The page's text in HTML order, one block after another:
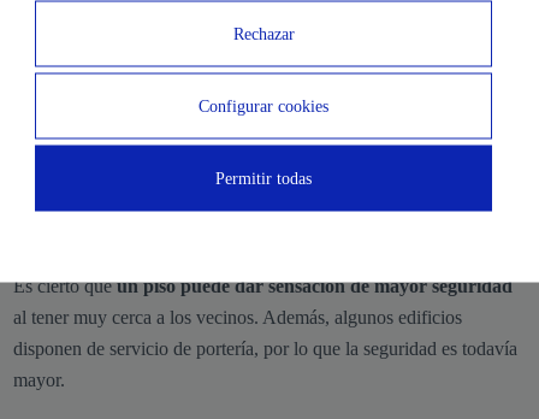
Si te gusta vivir en barrios con mucha actividad social y comercial,
un piso suele ser la mejor opción.
Es cierto queun piso puede dar sensación de mayor seguridad
al tener muy cerca a los vecinos. Además, algunos edificios
disponen de servicio de portería, por lo que la seguridad es todavía
mayor.
Rechazar
Configurar cookies
Permitir todas